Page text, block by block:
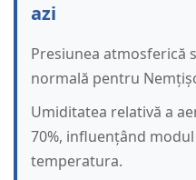
azi
Presiunea atmosferică
normală pentru
Umiditatea relativă a
70%, influențând
temperatura.